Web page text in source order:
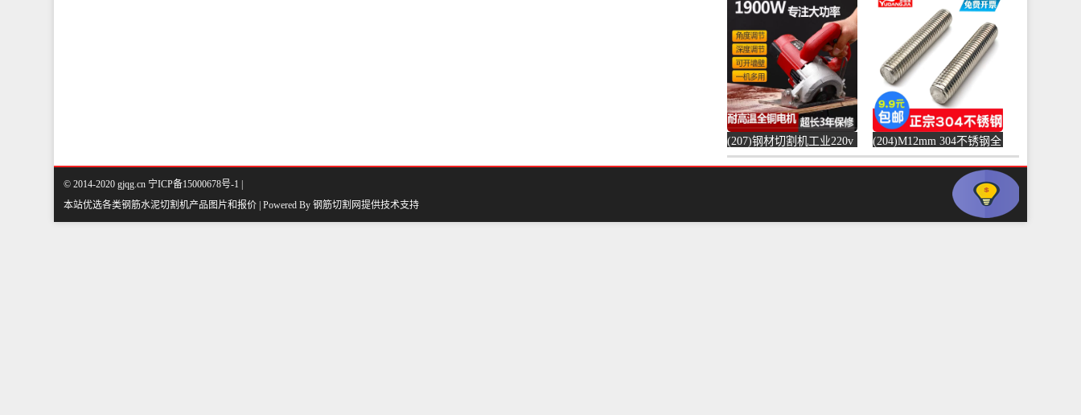
底脚后跟刨-钢筋切割工具
(齐开雅致专卖店仅售13.8
元)
便携式电-水泥切割机
(simtone旗舰店仅售123.75
(207)钢材切割机工业220v
水泥混凝土金属混泥土水
(204)M12mm 304不锈钢全
螺纹螺杆牙条通丝螺柱全
丝-螺纹钢(浴当家旗舰店
© 2014-2020 gjqg.cn 宁ICP备15000678号-1 |
本站优选各类钢筋水泥切割机产品图片和报价 | Powered By 钢筋切割网提供技术支持